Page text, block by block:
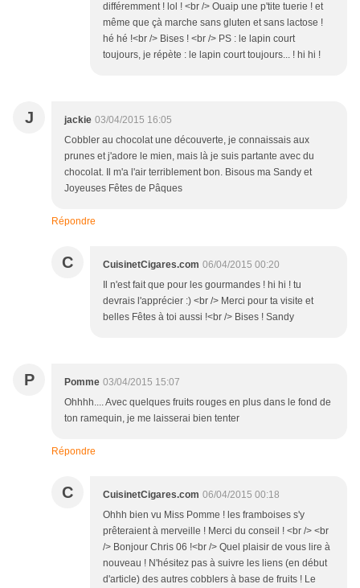
différemment ! lol ! <br /> Ouaip une p'tite tuerie ! et
même que çà marche sans gluten et sans lactose !
hé hé !<br /> Bises ! <br /> PS : le lapin court
toujours, je répète : le lapin court toujours... ! hi hi !
J jackie 03/04/2015 16:05
Cobbler au chocolat une découverte, je connaissais aux
prunes et j'adore le mien, mais là je suis partante avec du
chocolat. Il m'a l'air terriblement bon. Bisous ma Sandy et
Joyeuses Fêtes de Pâques
Répondre
C CuisinetCigares.com 06/04/2015 00:20
Il n'est fait que pour les gourmandes ! hi hi ! tu
devrais l'apprécier :) <br /> Merci pour ta visite et
belles Fêtes à toi aussi !<br /> Bises ! Sandy
P Pomme 03/04/2015 15:07
Ohhhh.... Avec quelques fruits rouges en plus dans le fond de
ton ramequin, je me laisserai bien tenter
Répondre
C CuisinetCigares.com 06/04/2015 00:18
Ohhh bien vu Miss Pomme ! les framboises s'y
prêteraient à merveille ! Merci du conseil ! <br /> <br
/> Bonjour Chris 06 !<br /> Quel plaisir de vous lire à
nouveau ! N'hésitez pas à suivre les liens (en début
d'article) des autres cobblers à base de fruits ! Le